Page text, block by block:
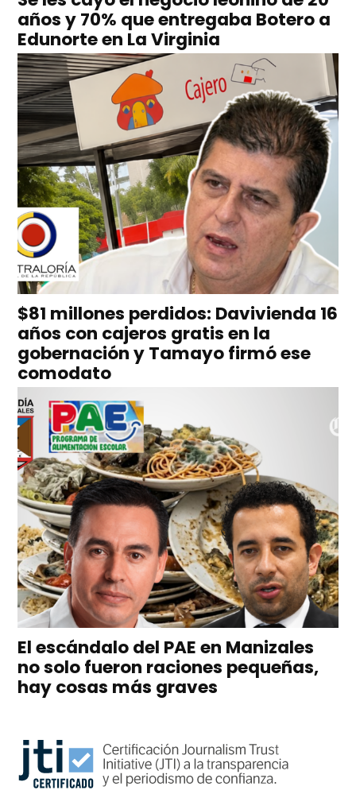
años y 70% que entregaba Botero a
Edunorte en La Virginia
$81 millones perdidos: Davivienda 16
años con cajeros gratis en la
gobernación y Tamayo firmó ese
comodato
El escándalo del PAE en Manizales
no solo fueron raciones pequeñas,
hay cosas más graves